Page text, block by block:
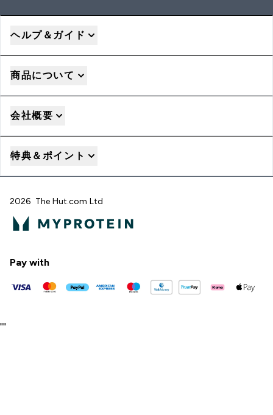
ヘルプ＆ガイド
商品について
会社概要
特典＆ポイント
2026 The Hut.com Ltd
Pay with
""